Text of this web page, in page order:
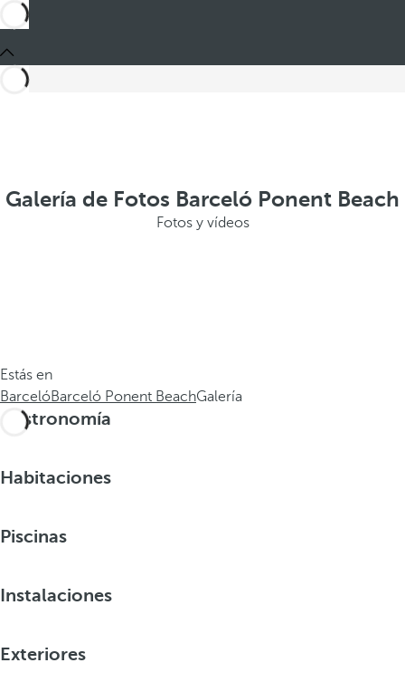
Galería de Fotos Barceló Ponent Beach
Fotos y vídeos
Estás en
BarcelóBarceló Ponent BeachGalería
Gastronomía
Habitaciones
Piscinas
Instalaciones
Exteriores